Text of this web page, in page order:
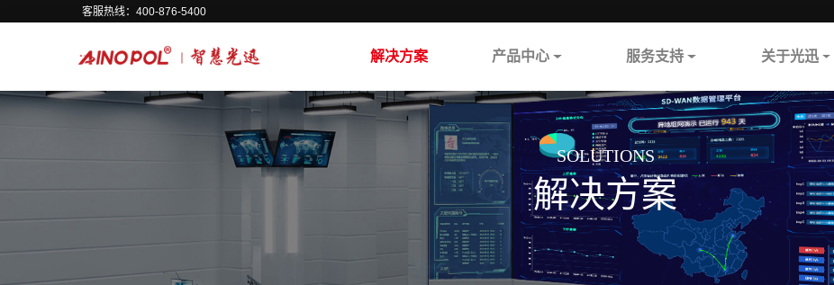
客服热线：400-876-5400
解决方案 产品中心 服务支持 关于光迅
SOLUTIONS
解决方案